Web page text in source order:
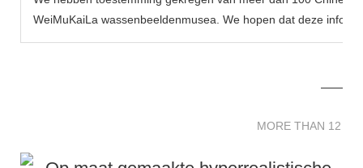
WeiMuKaiLa wassenbeeldenmusea. We hopen dat deze
MORE THAN 12